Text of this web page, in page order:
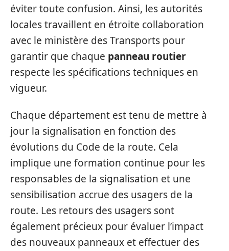
éviter toute confusion. Ainsi, les autorités
locales travaillent en étroite collaboration
avec le ministère des Transports pour
garantir que chaque panneau routier
respecte les spécifications techniques en
vigueur.
Chaque département est tenu de mettre à
jour la signalisation en fonction des
évolutions du Code de la route. Cela
implique une formation continue pour les
responsables de la signalisation et une
sensibilisation accrue des usagers de la
route. Les retours des usagers sont
également précieux pour évaluer l’impact
des nouveaux panneaux et effectuer des